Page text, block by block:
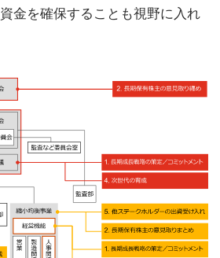
金を確保することも視野に入れ